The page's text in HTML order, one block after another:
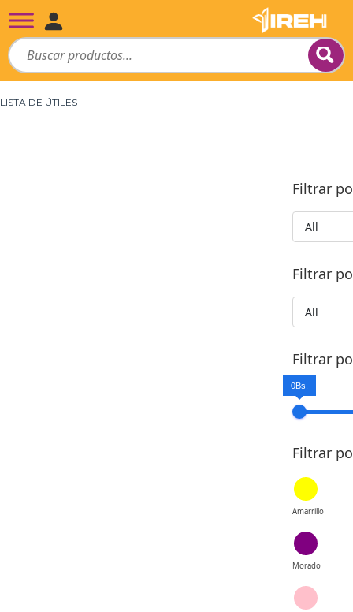
LISTA DE ÚTILES
Filtrar
All
Filtrar
All
Filtrar
0Bs.
Filtrar
Amarrillo
Morado